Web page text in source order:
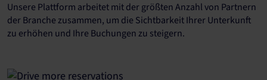
Unsere Plattform arbeitet mit der größten Anzahl von Partnern
der Branche zusammen, um die Sichtbarkeit Ihrer Unterkunft
zu erhöhen und Ihre Buchungen zu steigern.